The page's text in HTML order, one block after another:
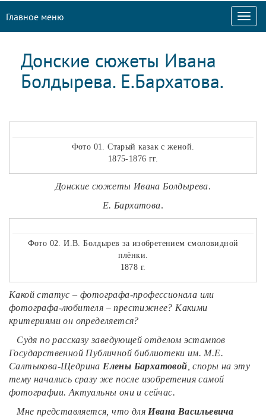
Главное меню
Донские сюжеты Ивана
Болдырева. Е.Бархатова.
Фото 01. Старый казак с женой.
1875-1876 гг.
Донские сюжеты Ивана Болдырева.
Е. Бархатова.
Фото 02. И.В. Болдырев за изобретением смоловидной
плёнки.
1878 г.
Какой статус – фотографа-профессионала или
фотографа-любителя – престижнее? Какими
критериями он определяется?
Судя по рассказу заведующей отделом эстампов
Государственной Публичной библиотеки им. М.Е.
Салтыкова-Щедрина Елены Бархатовой , споры на эту
тему начались сразу же после изобретения самой
фотографии. Актуальны они и сейчас.
Мне представляется, что для Ивана Васильевича